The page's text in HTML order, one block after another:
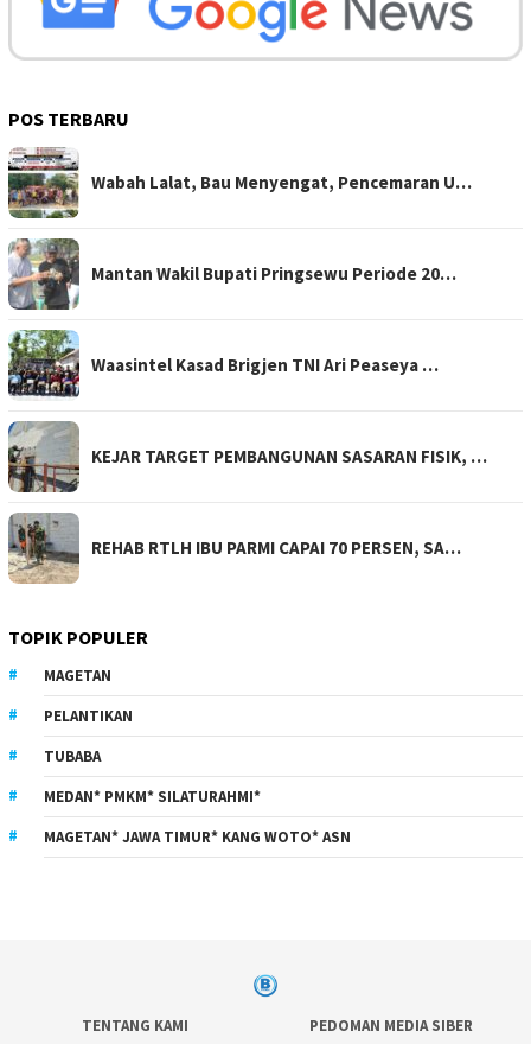
POS TERBARU
Wabah Lalat, Bau Menyengat, Pencemaran U…
Mantan Wakil Bupati Pringsewu Periode 20…
Waasintel Kasad Brigjen TNI Ari Peaseya …
KEJAR TARGET PEMBANGUNAN SASARAN FISIK, …
REHAB RTLH IBU PARMI CAPAI 70 PERSEN, SA…
TOPIK POPULER
MAGETAN
PELANTIKAN
TUBABA
MEDAN* PMKM* SILATURAHMI*
MAGETAN* JAWA TIMUR* KANG WOTO* ASN
TENTANG KAMI PEDOMAN MEDIA SIBER